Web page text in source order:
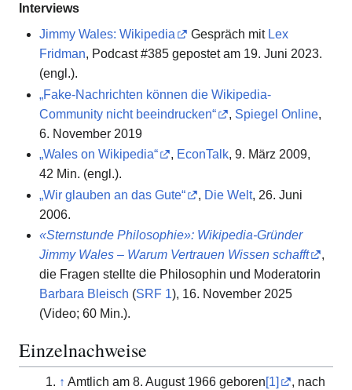
Interviews
Jimmy Wales: Wikipedia
Gespräch mit Lex
Fridman, Podcast #385 gepostet am 19. Juni 2023.
(engl.).
„Fake-Nachrichten können die Wikipedia-
Community nicht beeindrucken“
, Spiegel Online,
6. November 2019
„Wales on Wikipedia“
, EconTalk, 9. März 2009,
42 Min. (engl.).
„Wir glauben an das Gute“
, Die Welt, 26. Juni
2006.
«Sternstunde Philosophie»: Wikipedia-Gründer
Jimmy Wales – Warum Vertrauen Wissen schafft
,
die Fragen stellte die Philosophin und Moderatorin
Barbara Bleisch (SRF 1), 16. November 2025
(Video; 60 Min.).
Einzelnachweise
↑ Amtlich am 8. August 1966 geboren[1]
, nach